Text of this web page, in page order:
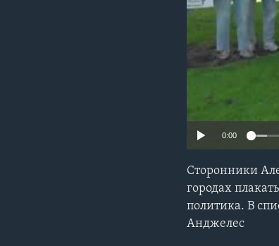
0:00
Сторонники
городах
политика. В
Анджелес